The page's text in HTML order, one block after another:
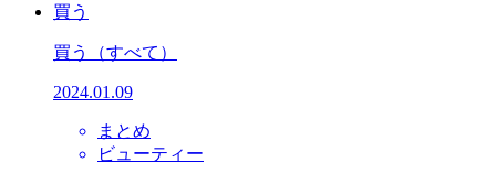
買う
買う （すべて）
2024.01.09
まとめ
ビューティー